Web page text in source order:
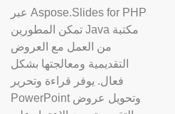
Aspose.Slides for PHP عبر
مكتبة Java تمكن المطورين
من العمل مع العروض
التقديمية ومعالجتها بشكل
فعال. يوفر قراءة وتحرير
وتحويل عروض PowerPoint